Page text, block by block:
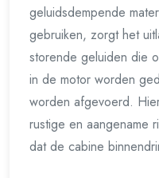
geluidsdempende
gebruiken, zorgt het
storende geluiden die
in de motor worden
worden afgevoerd.
rustige en aangename
dat de cabine